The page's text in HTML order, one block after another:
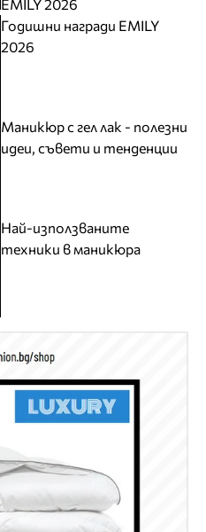
EMILY 2026
Годишни награди EMILY
2026
Маникюр с гел лак - полезни
идеи, съвети и тенденции
Най-използваните
техники в маникюра